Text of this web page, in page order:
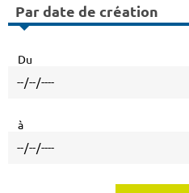
Par date de création
Du
à